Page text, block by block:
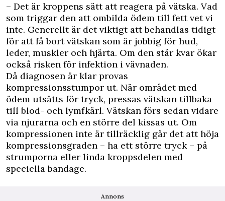
– Det är kroppens sätt att reagera på vätska. Vad
som triggar den att ombilda ödem till fett vet vi
inte. Generellt är det viktigt att behandlas tidigt
för att få bort vätskan som är jobbig för hud,
leder, muskler och hjärta. Om den står kvar ökar
också risken för infektion i vävnaden.
Då diagnosen är klar provas
kompressionsstumpor ut. När området med
ödem utsätts för tryck, pressas vätskan tillbaka
till blod- och lymfkärl. Vätskan förs sedan vidare
via njurarna och en större del kissas ut. Om
kompressionen inte är tillräcklig går det att höja
kompressionsgraden – ha ett större tryck – på
strumporna eller linda kroppsdelen med
speciella bandage.
Annons